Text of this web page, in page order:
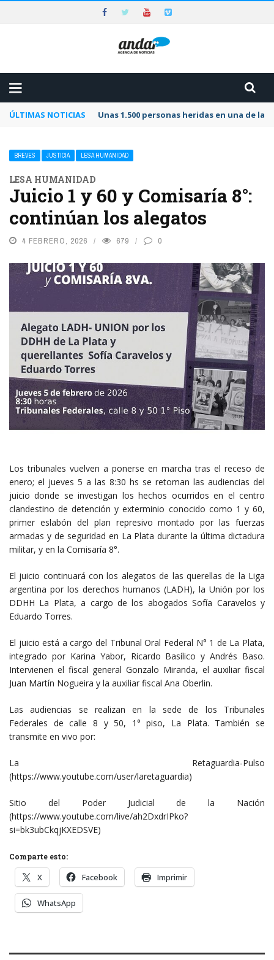
ÚLTIMAS NOTICIAS Unas 1.500 personas heridas en una de
BREVES JUSTICIA LESA HUMANIDAD
LESA HUMANIDAD
Juicio 1 y 60 y Comisaría 8°:
continúan los alegatos
4 FEBRERO, 2026 679 0
Los tribunales vuelven a ponerse en marcha tras el receso de
enero; el jueves 5 a las 8:30 hs se retoman las audiencias del
juicio donde se investigan los hechos ocurridos en el centro
clandestino de detención y exterminio conocido como 1 y 60,
primer eslabón del plan represivo montado por las fuerzas
armadas y de seguridad en La Plata durante la última dictadura
militar, y en la Comisaría 8°.
El juicio continuará con los alegatos de las querellas de la Liga
argentina por los derechos humanos (LADH), la Unión por los
DDHH La Plata, a cargo de los abogados Sofía Caravelos y
Eduardo Torres.
El juicio está a cargo del Tribunal Oral Federal N° 1 de La Plata,
integrado por Karina Yabor, Ricardo Basílico y Andrés Baso.
Intervienen el fiscal general Gonzalo Miranda, el auxiliar fiscal
Juan Martín Nogueira y la auxiliar fiscal Ana Oberlin.
Las audiencias se realizan en la sede de los Tribunales
Federales de calle 8 y 50, 1° piso, La Plata. También se
transmite en vivo por:
La Retaguardia-Pulso
(https://www.youtube.com/user/laretaguardia)
Sitio del Poder Judicial de la Nación
(https://www.youtube.com/live/ah2DxdrIPko?
si=bk3ubCkqjKXEDSVE)
Comparte esto:
X Facebook Imprimir
WhatsApp